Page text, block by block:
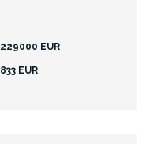
229000 EUR
833 EUR